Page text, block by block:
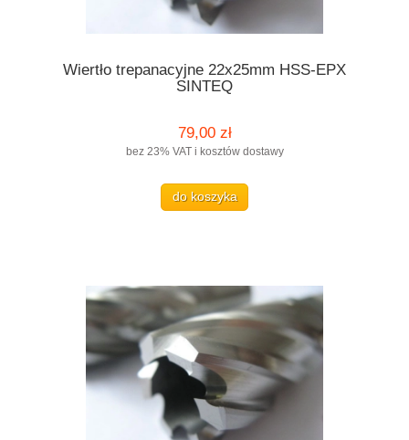
Wiertło trepanacyjne 22x25mm HSS-EPX
SINTEQ
79,00 zł
bez 23% VAT i kosztów dostawy
do koszyka